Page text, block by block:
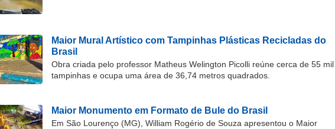
Maior Mural Artístico com Tampinhas Plásticas Recicladas do
Brasil
Obra criada pelo professor Matheus Welington Picolli reúne cerca de 55 mil
tampinhas e ocupa uma área de 36,74 metros quadrados.
Maior Monumento em Formato de Bule do Brasil
Em São Lourenço (MG), William Rogério de Souza apresentou o Maior